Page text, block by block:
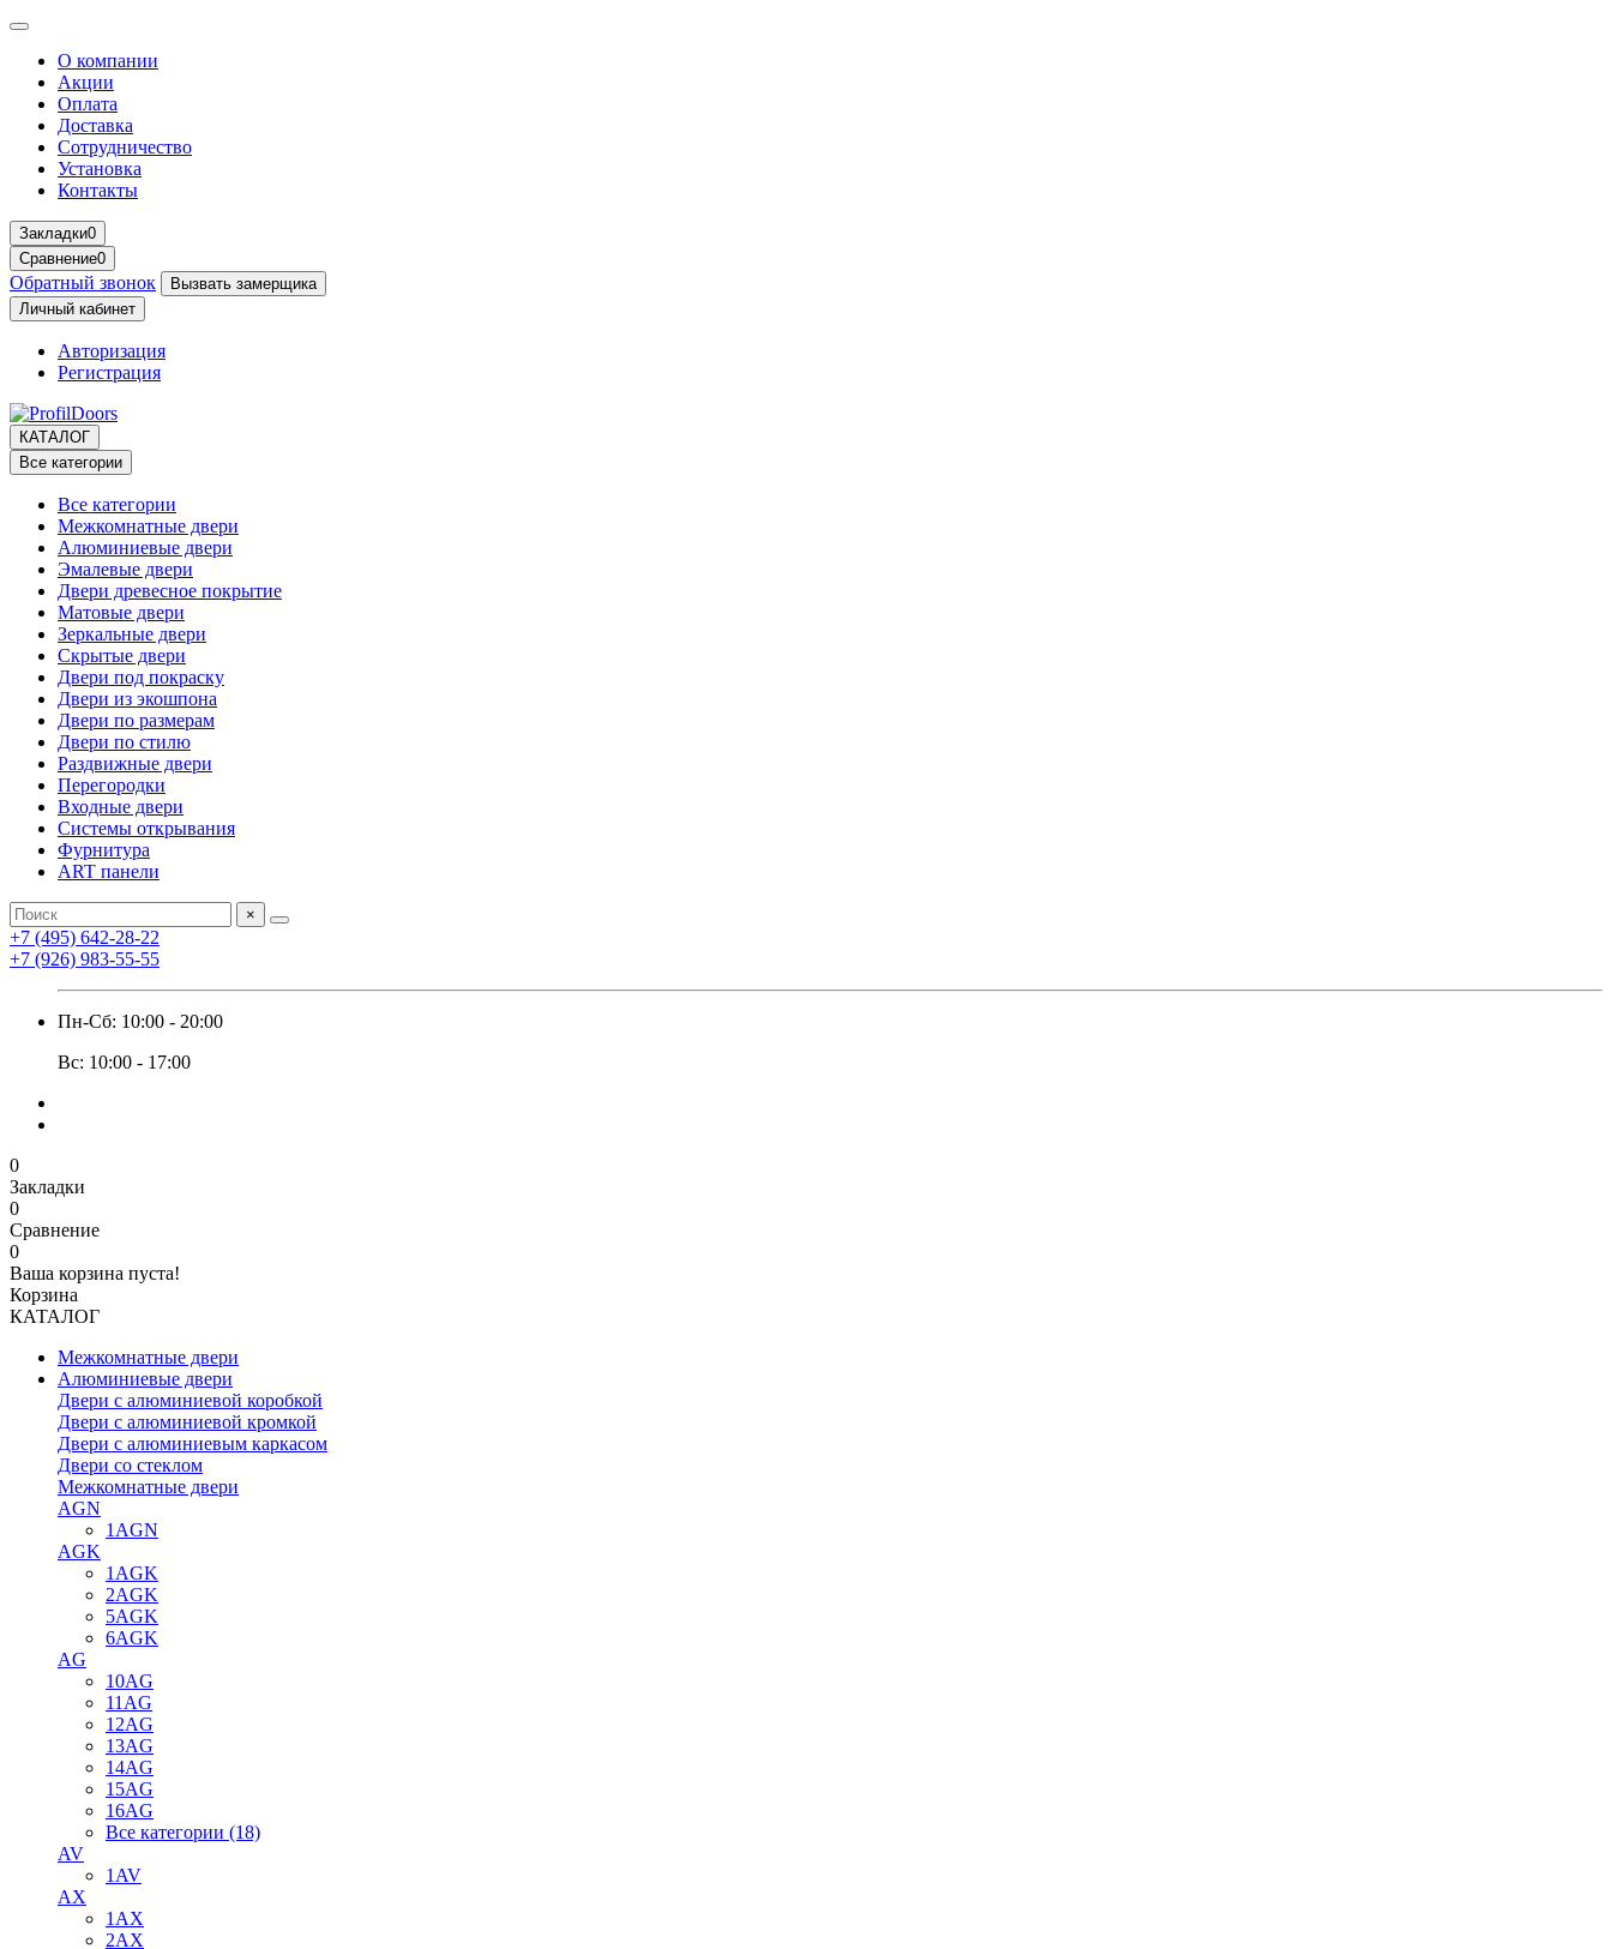
О компании
Акции
Оплата
Доставка
Сотрудничество
Установка
Контакты
Закладки0
Сравнение0
Обратный звонок
Вызвать замерщика
Личный кабинет
Авторизация
Регистрация
КАТАЛОГ
Все категории
Все категории
Межкомнатные двери
Алюминиевые двери
Эмалевые двери
Двери древесное покрытие
Матовые двери
Зеркальные двери
Скрытые двери
Двери под покраску
Двери из экошпона
Двери по размерам
Двери по стилю
Раздвижные двери
Перегородки
Входные двери
Системы открывания
Фурнитура
ART панели
×
+7 (495) 642-28-22
+7 (926) 983-55-55
Пн-Сб: 10:00 - 20:00
Вс: 10:00 - 17:00
0
Закладки
0
Сравнение
0
Ваша корзина пуста!
Корзина
КАТАЛОГ
Межкомнатные двери
Алюминиевые двери
Двери с алюминиевой коробкой
Двери с алюминиевой кромкой
Двери с алюминиевым каркасом
Двери со стеклом
Межкомнатные двери
AGN
1AGN
AGK
1AGK
2AGK
5AGK
6AGK
AG
10AG
11AG
12AG
13AG
14AG
15AG
16AG
Все категории (18)
AV
1AV
AX
1AX
2AX